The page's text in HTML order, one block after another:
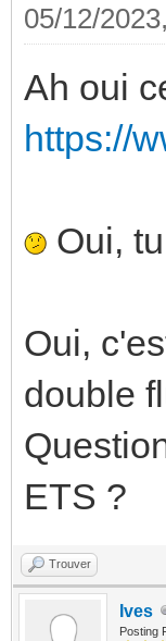
05/12/
Ah oui
https://
Oui,
Oui,
double
ETS ?
Trouver
Ives
Posting